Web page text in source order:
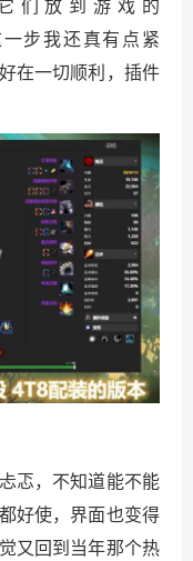
们放到游戏的
步我还真有点紧
在一切顺利，插件
忑，不知道能不能
好使，界面也变得
又回到当年那个热